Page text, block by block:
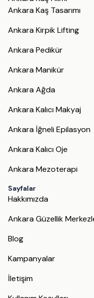
Ankara Kaş Tasarımı
Ankara Kirpik Lifting
Ankara Pedikür
Ankara Manikür
Ankara Ağda
Ankara Kalıcı Makyaj
Ankara İğneli Epilasyon
Ankara Kalıcı Oje
Ankara Mezoterapi
Sayfalar
Hakkımızda
Ankara Güzellik
Blog
Kampanyalar
İletişim